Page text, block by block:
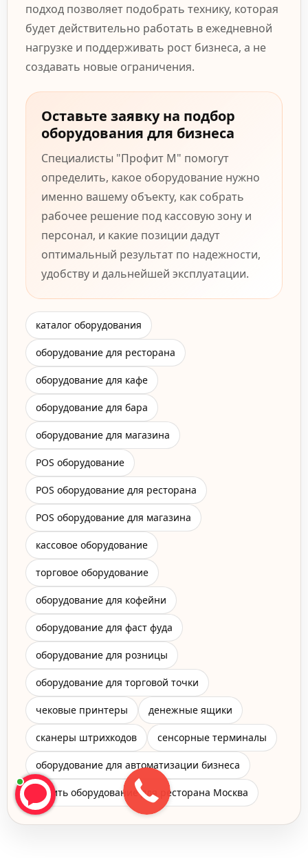
подход позволяет подобрать технику, которая
будет действительно работать в ежедневной
нагрузке и поддерживать рост бизнеса, а не
создавать новые ограничения.
Оставьте заявку на подбор
оборудования для бизнеса
Специалисты "Профит М" помогут
определить, какое оборудование нужно
именно вашему объекту, как собрать
рабочее решение под кассовую зону и
персонал, и какие позиции дадут
оптимальный результат по надежности,
удобству и дальнейшей эксплуатации.
каталог оборудования
оборудование для ресторана
оборудование для кафе
оборудование для бара
оборудование для магазина
POS оборудование
POS оборудование для ресторана
POS оборудование для магазина
кассовое оборудование
торговое оборудование
оборудование для кофейни
оборудование для фаст фуда
оборудование для розницы
оборудование для торговой точки
чековые принтеры денежные ящики
сканеры штрихкодов сенсорные терминалы
оборудование для автоматизации бизнеса
купить оборудование для ресторана Москва